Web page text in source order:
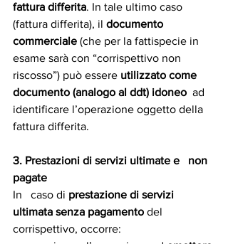
fattura differita. In tale ultimo caso
(fattura differita), il documento
commerciale (che per la fattispecie in
esame sarà con “corrispettivo non
riscosso”) può essere utilizzato come
documento (analogo al ddt) idoneo
  ad
identificare l’operazione oggetto della
fattura differita.
3. Prestazioni di servizi ultimate e   non
pagate
In   caso di prestazione di servizi
ultimata senza pagamento del
corrispettivo, occorre: